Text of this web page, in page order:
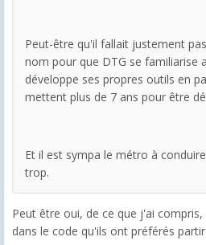
Peut-être qu'il fallait justement
nom pour que DTG se familiarise
développe ses propres outils en
mettent plus de 7 ans pour être
Et il est sympa le métro à
trop.
Peut être oui, de ce que j'ai
dans le code qu'ils ont préférés